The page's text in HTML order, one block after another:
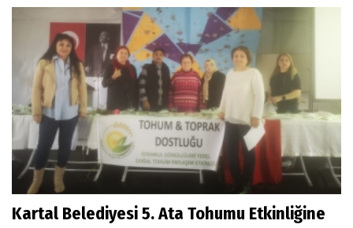
Kartal Belediyesi 5. Ata Tohumu Etkinliğine